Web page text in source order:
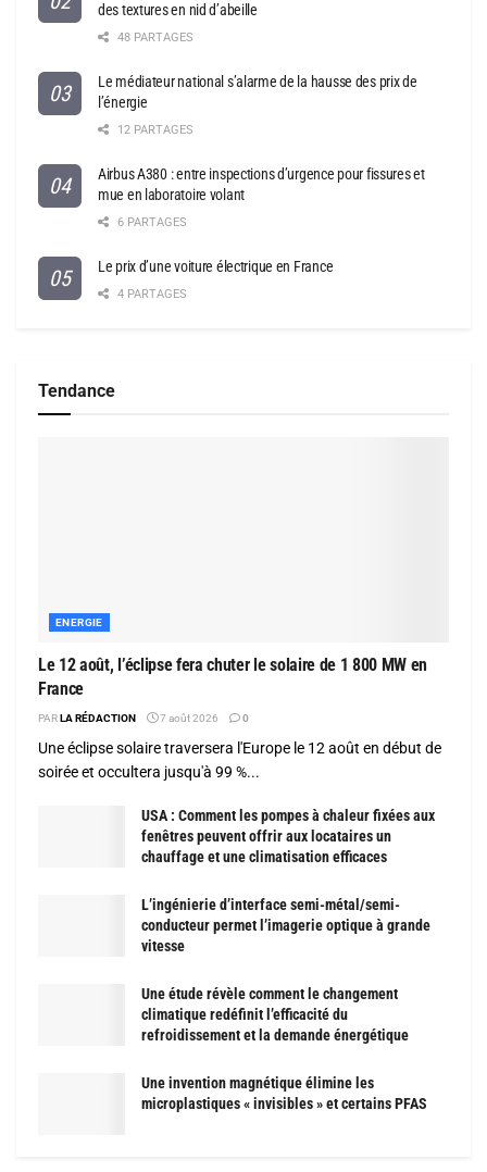
des textures en nid d’abeille
48 PARTAGES
Le médiateur national s’alarme de la hausse des prix de
l’énergie
12 PARTAGES
Airbus A380 : entre inspections d’urgence pour fissures et
mue en laboratoire volant
6 PARTAGES
Le prix d’une voiture électrique en France
4 PARTAGES
Tendance
ENERGIE
Le 12 août, l’éclipse fera chuter le solaire de 1 800 MW en
France
PARLA RÉDACTION 7 août 2026 0
Une éclipse solaire traversera l'Europe le 12 août en début de
soirée et occultera jusqu'à 99 %...
USA : Comment les pompes à chaleur fixées aux
fenêtres peuvent offrir aux locataires un
chauffage et une climatisation efficaces
L’ingénierie d’interface semi-métal/semi-
conducteur permet l’imagerie optique à grande
vitesse
Une étude révèle comment le changement
climatique redéfinit l’efficacité du
refroidissement et la demande énergétique
Une invention magnétique élimine les
microplastiques « invisibles » et certains PFAS